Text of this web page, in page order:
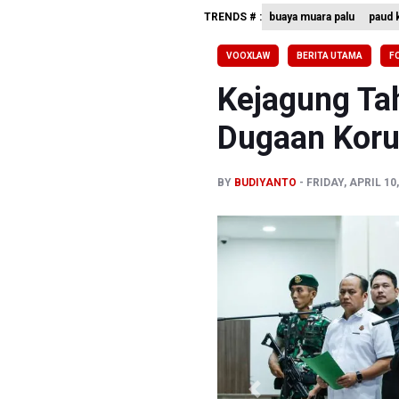
TRENDS # : buaya muara palu paud
VOOXLAW BERITA UTAMA
Kejagung
Dugaan
BY BUDIYANTO FRIDAY, APRIL